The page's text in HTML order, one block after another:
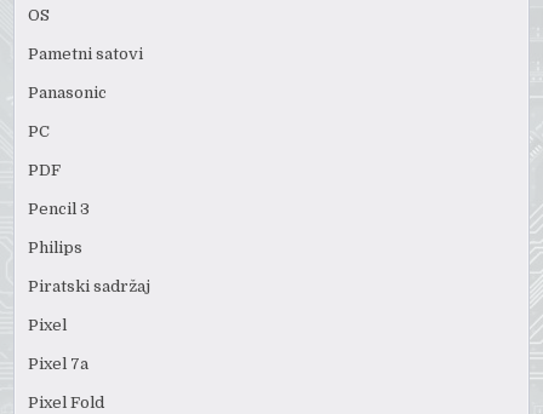
OS
Pametni satovi
Panasonic
PC
PDF
Pencil 3
Philips
Piratski sadržaj
Pixel
Pixel 7a
Pixel Fold